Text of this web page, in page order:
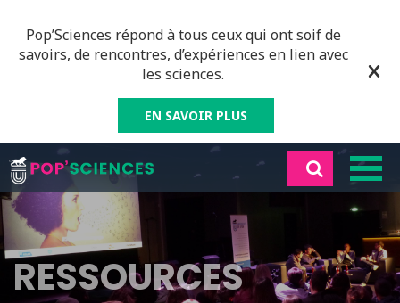
Pop’Sciences répond à tous ceux qui ont soif de
savoirs, de rencontres, d’expériences en lien avec
les sciences.
EN SAVOIR PLUS
RESSOURCES